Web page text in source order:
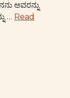
ಅವರನ್ನು
… Read